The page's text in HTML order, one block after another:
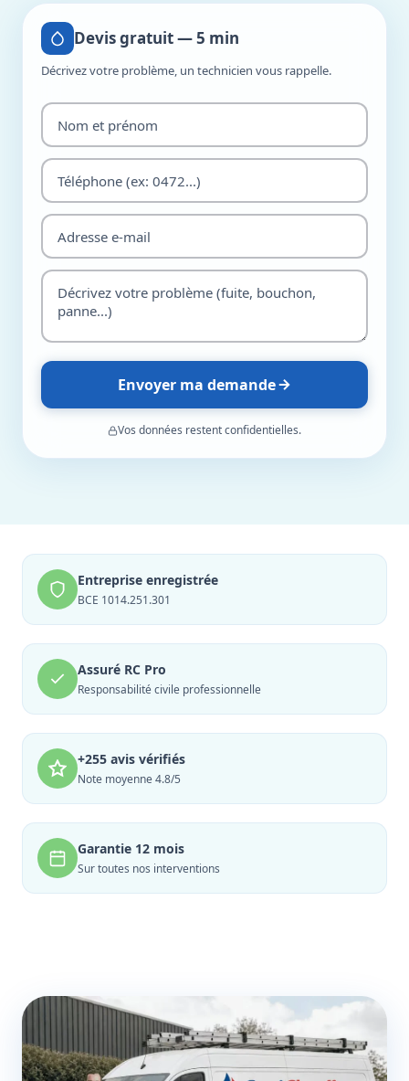
Devis gratuit — 5 min
Décrivez votre problème, un technicien vous rappelle.
Envoyer ma demande
Vos données restent confidentielles.
Entreprise enregistrée
BCE 1014.251.301
Assuré RC Pro
Responsabilité civile professionnelle
+255 avis vérifiés
Note moyenne 4.8/5
Garantie 12 mois
Sur toutes nos interventions